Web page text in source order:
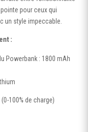
pour ceux qui
un style impeccable.
:
Powerbank : 1800 mAh
100% de charge)